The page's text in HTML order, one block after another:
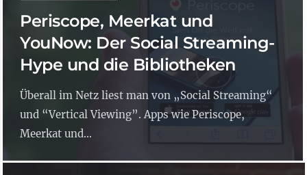
Periscope, Meerkat und
YouNow: Der Social Streaming-
Hype und die Bibliotheken
Überall im Netz liest man von „Social Streaming“
und “Vertical Viewing”. Apps wie Periscope,
Meerkat und...